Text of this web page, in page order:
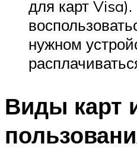
для карт
нужном
Виды карт